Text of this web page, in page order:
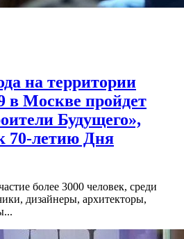
на территории
в Москве пройдет
Будущего»,
70-летию Дня
более 3000 человек, среди
дизайнеры, архитекторы,